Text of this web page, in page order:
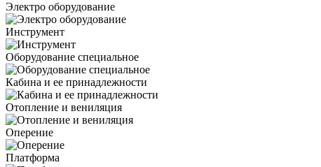
Электро оборудование
Инструмент
Оборудование специальное
Кабина и ее принадлежности
Отопление и вениляция
Оперение
Платформа